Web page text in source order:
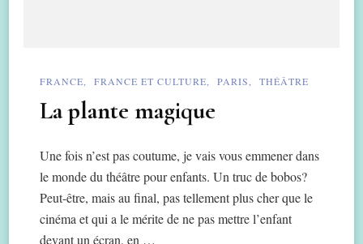
FRANCE FRANCE ET CULTURE PARIS THÉÂTRE
La plante magique
Une fois n’est pas coutume, je vais vous emmener dans
le monde du théâtre pour enfants. Un truc de bobos?
Peut-être, mais au final, pas tellement plus cher que le
cinéma et qui a le mérite de ne pas mettre l’enfant
devant un écran, en …